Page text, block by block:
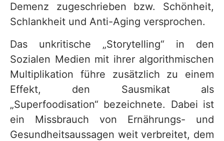
Demenz zugeschrieben bzw. Schönheit,
Schlankheit und Anti-Aging versprochen.
Das unkritische „Storytelling“ in den
Sozialen Medien mit ihrer algorithmischen
Multiplikation führe zusätzlich zu einem
Effekt, den Sausmikat als
„Superfoodisation“ bezeichnete. Dabei ist
ein Missbrauch von Ernährungs- und
Gesundheitsaussagen weit verbreitet, dem